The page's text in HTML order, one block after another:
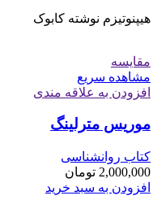
هیپنوتیزم نوشته کابوک
مقایسه
مشاهده سریع
افزودن به علاقه مندی
موریس مترلینگ
کتاب روانشناسی
2,000,000 تومان
افزودن به سبد خرید